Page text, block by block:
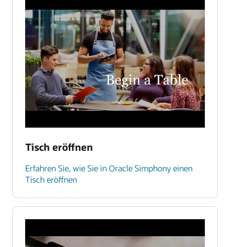
Tisch eröffnen
Erfahren Sie, wie Sie in Oracle Simphony einen
Tisch eröffnen